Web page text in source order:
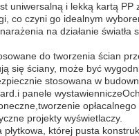
uniwersalną i lekką kartą
co czyni go idealnym
na działanie
do tworzenia ścian
się ściany, może być
stosowana w
panele
projekty wyświetlaczy.
której pusta